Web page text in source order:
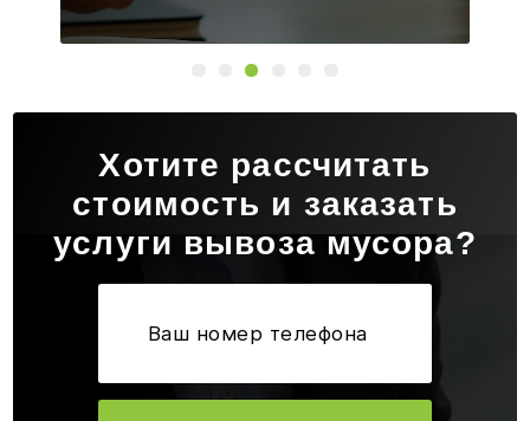
Хотите рассчитать
стоимость и заказать
услуги вывоза мусора?